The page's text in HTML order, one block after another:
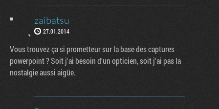
zaibatsu
27.01.2014
Vous trouvez ça si prometteur sur la base des captures
powerpoint ? Soit j'ai besoin d'un opticien, soit j'ai pas la
nostalgie aussi aigüe.